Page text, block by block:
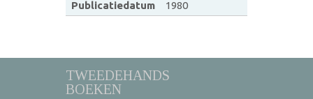
Publicatiedatum
1980
TWEEDEHANDS
BOEKEN